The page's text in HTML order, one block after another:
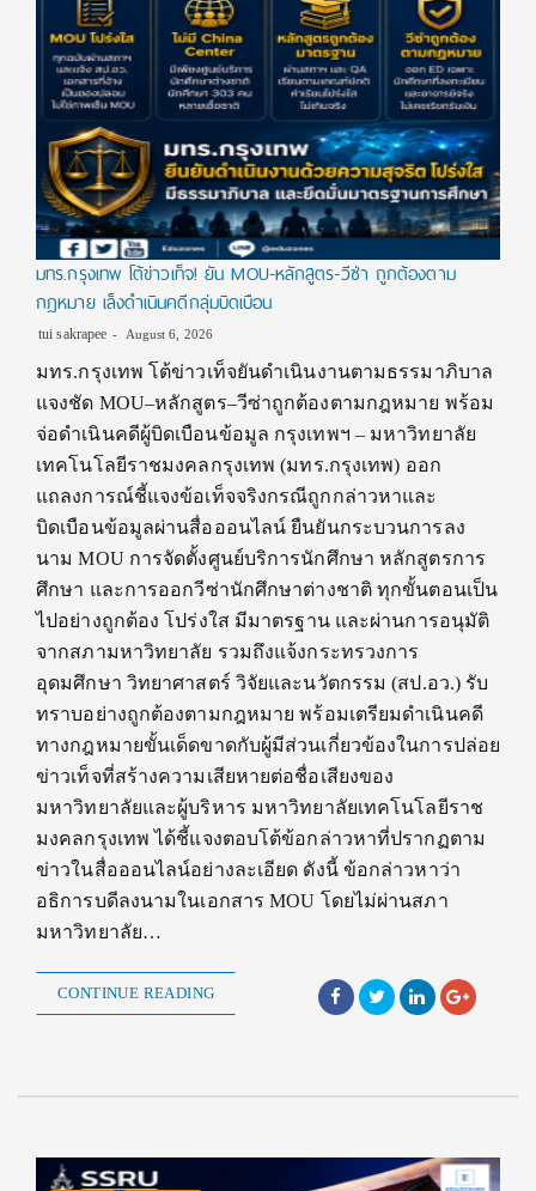
มทร.กรุงเทพ โต้ข่าวเท็จ! ยัน MOU-หลักสูตร-วีซ่า ถูกต้องตาม
กฎหมาย เล็งดำเนินคดีกลุ่มบิดเบือน
tui sakrapee August 6, 2026
มทร.กรุงเทพ โต้ข่าวเท็จยันดำเนินงานตามธรรมาภิบาล
แจงชัด MOU–หลักสูตร–วีซ่าถูกต้องตามกฎหมาย พร้อม
จ่อดำเนินคดีผู้บิดเบือนข้อมูล กรุงเทพฯ – มหาวิทยาลัย
เทคโนโลยีราชมงคลกรุงเทพ (มทร.กรุงเทพ) ออก
แถลงการณ์ชี้แจงข้อเท็จจริงกรณีถูกกล่าวหาและ
บิดเบือนข้อมูลผ่านสื่อออนไลน์ ยืนยันกระบวนการลง
นาม MOU การจัดตั้งศูนย์บริการนักศึกษา หลักสูตรการ
ศึกษา และการออกวีซ่านักศึกษาต่างชาติ ทุกขั้นตอนเป็น
ไปอย่างถูกต้อง โปร่งใส มีมาตรฐาน และผ่านการอนุมัติ
จากสภามหาวิทยาลัย รวมถึงแจ้งกระทรวงการ
อุดมศึกษา วิทยาศาสตร์ วิจัยและนวัตกรรม (สป.อว.) รับ
ทราบอย่างถูกต้องตามกฎหมาย พร้อมเตรียมดำเนินคดี
ทางกฎหมายขั้นเด็ดขาดกับผู้มีส่วนเกี่ยวข้องในการปล่อย
ข่าวเท็จที่สร้างความเสียหายต่อชื่อเสียงของ
มหาวิทยาลัยและผู้บริหาร มหาวิทยาลัยเทคโนโลยีราช
มงคลกรุงเทพ ได้ชี้แจงตอบโต้ข้อกล่าวหาที่ปรากฏตาม
ข่าวในสื่อออนไลน์อย่างละเอียด ดังนี้ ข้อกล่าวหาว่า
อธิการบดีลงนามในเอกสาร MOU โดยไม่ผ่านสภา
มหาวิทยาลัย…
CONTINUE READING